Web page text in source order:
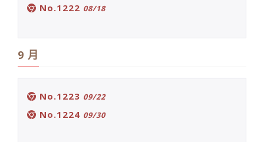
No.1222 08/18
9 月
No.1223 09/22
No.1224 09/30